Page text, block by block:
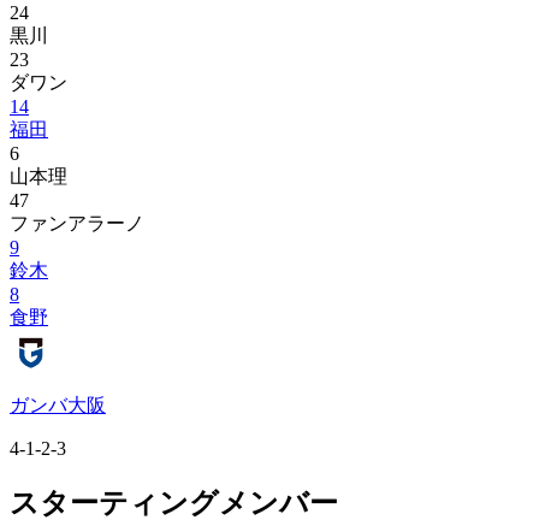
24
黒川
23
ダワン
14
福田
6
山本理
47
ファンアラーノ
9
鈴木
8
食野
ガンバ大阪
4-1-2-3
スターティングメンバー